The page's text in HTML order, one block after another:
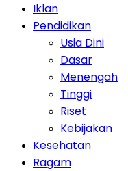
Iklan
Pendidikan
Usia Dini
Dasar
Menengah
Tinggi
Riset
Kebijakan
Kesehatan
Ragam